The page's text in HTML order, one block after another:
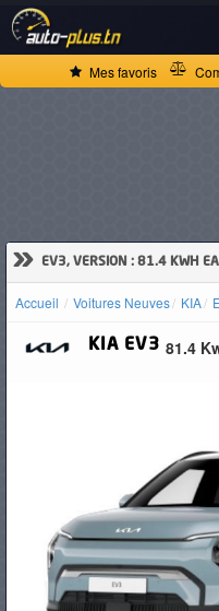
Mes favoris
» EV3, VERSION : 81.4 KWH
Accueil Voitures Neuves KIA
KIA EV3 81.4
ACCUEIL
D'OCCASION
PNEUS